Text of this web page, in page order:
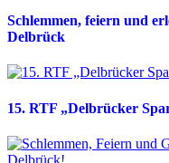
Schlemmen, feiern und
Delbrück
15. RTF „Delbrücker